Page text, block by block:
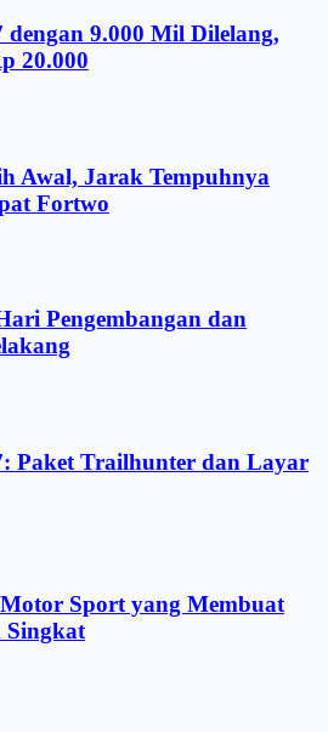
9.000 Mil Dilelang,
20.000
Awal, Jarak Tempuhnya
Fortwo
Pengembangan dan
Paket Trailhunter dan Layar
Sport yang Membuat
Singkat